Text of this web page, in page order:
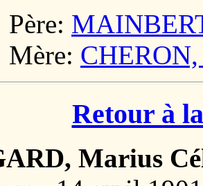
Père:
Mère:
Retour à
Marius